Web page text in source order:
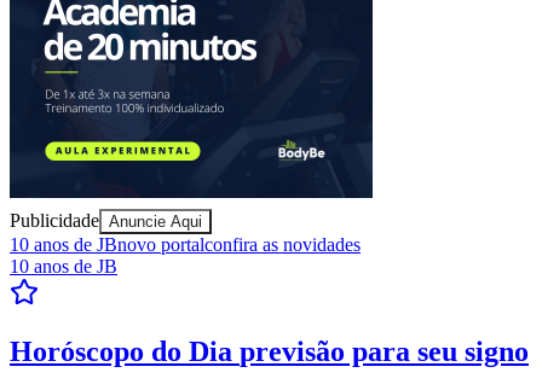
Bragantino
Publicidade Anuncie Aqui
10 anos de JBnovo portalconfira as novidades
10 anos de JB
Resultados das Loterias confira se ganhou